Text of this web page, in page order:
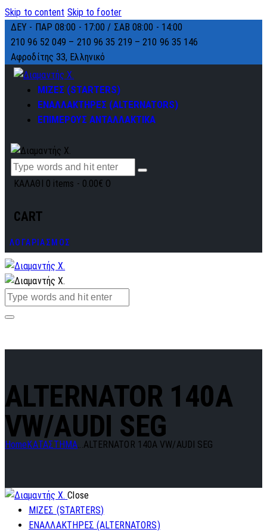
Skip to content Skip to footer
ΔΕΥ - ΠΑΡ 08:00 - 17:00 / ΣΑΒ 08:00 - 14:00
210 96 52 049 – 210 96 35 219 –210 96 35 146
Αφροδίτης 33, Ελληνικό
ΜΙΖΕΣ (STARTERS)
ΕΝΑΛΛΑΚΤΗΡΕΣ (ALTERNATORS)
ΕΠΙΜΕΡΟΥΣ ΑΝΤΑΛΛΑΚΤΙΚΑ
ΚΑΛΑΘΙ 0 items - 0.00€ 0
CART
ΛΟΓΑΡΙΑΣΜΟΣ
ALTERNATOR 140A
VW/AUDI SEG
Home ΚΑΤΑΣΤΗΜΑ...ALTERNATOR 140A VW/AUDI SEG
Close
ΜΙΖΕΣ (STARTERS)
ΕΝΑΛΛΑΚΤΗΡΕΣ (ALTERNATORS)